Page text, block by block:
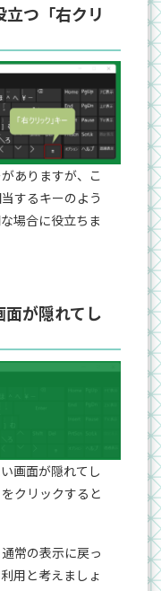
つ「右クリ
ありますが、こ
するキーのよう
場合に役立ちま
が隠れてし
画面が隠れてし
クリックすると
常の表示に戻っ
用と考えましょ